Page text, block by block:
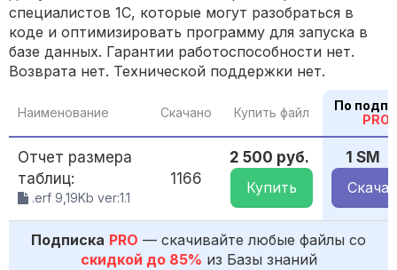
специалистов 1С, которые могут разобраться в
коде и оптимизировать программу для запуска в
базе данных. Гарантии работоспособности нет.
Возврата нет. Технической поддержки нет.
Наименование Скачано Купить файл
По
PRO
Отчет размера
таблиц:
.erf 9,19Kb ver:1.1
1166
2 500 руб.
Купить
1 SM
Подписка PRO — скачивайте любые файлы со
скидкой до 85% из Базы знаний